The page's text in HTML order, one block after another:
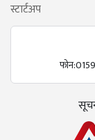
स्टार्टअप
फोन: